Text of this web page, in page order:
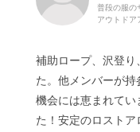
普段の服の
アウトドア
補助ロープ、沢登り
た。他メンバーが
機会には恵まれてい
た！安定のロストア